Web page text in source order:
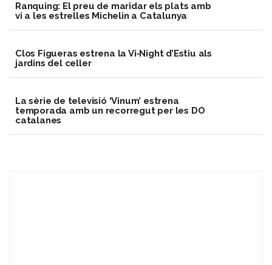
Ranquing: El preu de maridar els plats amb
vi a les estrelles Michelin a Catalunya
Clos Figueras estrena la Vi‑Night d’Estiu als
jardins del celler
La sèrie de televisió ‘Vinum’ estrena
temporada amb un recorregut per les DO
catalanes